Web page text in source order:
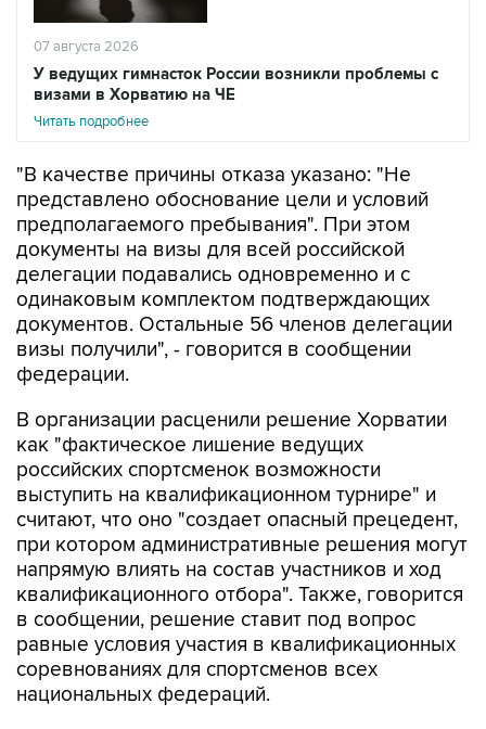
07 августа 2026
У ведущих гимнасток России возникли проблемы с
визами в Хорватию на ЧЕ
Читать подробнее
"В качестве причины отказа указано: "Не
представлено обоснование цели и условий
предполагаемого пребывания". При этом
документы на визы для всей российской
делегации подавались одновременно и с
одинаковым комплектом подтверждающих
документов. Остальные 56 членов делегации
визы получили", - говорится в сообщении
федерации.
В организации расценили решение Хорватии
как "фактическое лишение ведущих
российских спортсменок возможности
выступить на квалификационном турнире" и
считают, что оно "создает опасный прецедент,
при котором административные решения могут
напрямую влиять на состав участников и ход
квалификационного отбора". Также, говорится
в сообщении, решение ставит под вопрос
равные условия участия в квалификационных
соревнованиях для спортсменов всех
национальных федераций.